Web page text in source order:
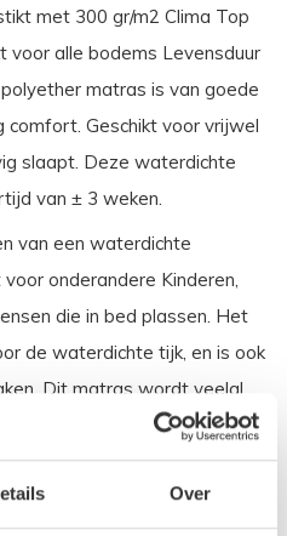
Over
met 300 gr/m2 Clima Top
voor alle bodems Levensduur
matras is van goede
Geschikt voor vrijwel
slaapt. Deze waterdichte
van ± 3 weken.
van een waterdichte
onderandere Kinderen,
die in bed plassen. Het
de waterdichte tijk, en is ook
Dit matras wordt veelal
een koudschuim waterdichte
Zorgmatras, Vloeistofdicht